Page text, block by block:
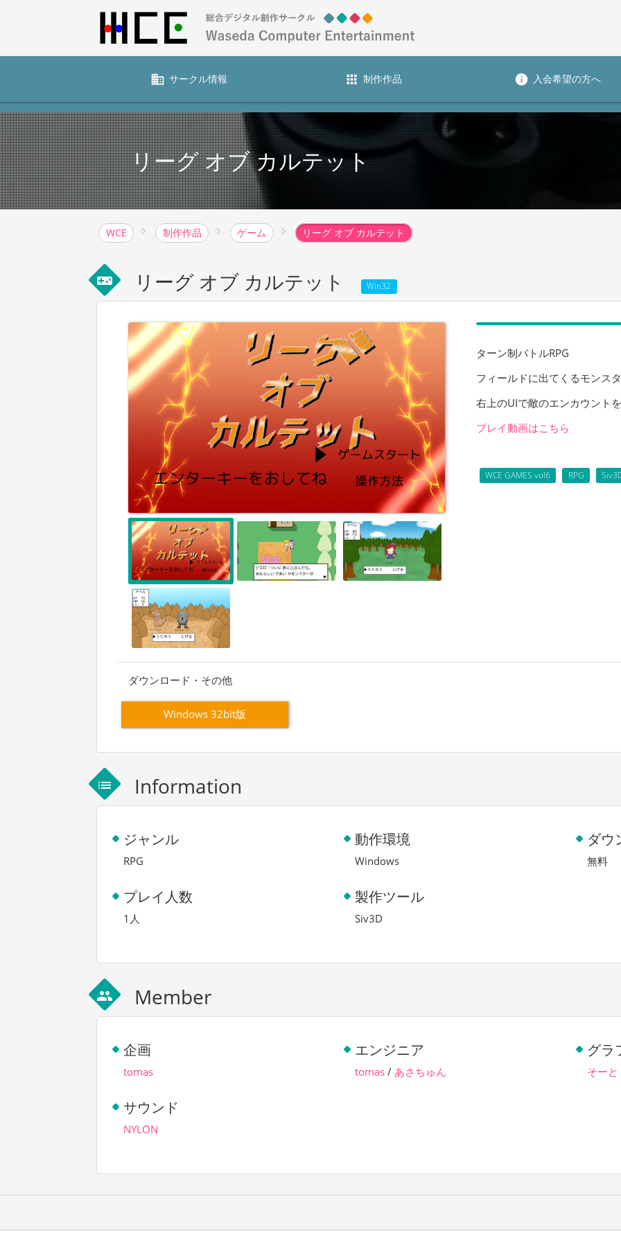
business サークル情報 apps 制作作品 info 入会希望の方へ
リーグ オブ カルテット
WCE 制作作品 ゲーム リーグ オブ カルテット
videogame_asset リーグ オブ カルテット Win32
ターン制バトルRPG
フィールドに出てくるモンス
右上のUIで敵のエンカウント
プレイ動画はこちら
WCE GAMES vol6 RPG
ダウンロード・その他
Windows 32bit版
list Information
ジャンル
RPG
動作環境
Windows
ダウ
無料
プレイ人数
1人
製作ツール
Siv3D
group Member
企画
tomas
エンジニア
tomas / あさちゅん
グラ
そーと
サウンド
NYLON